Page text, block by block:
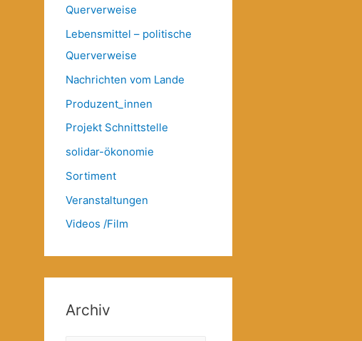
Querverweise
Lebensmittel – politische
Querverweise
Nachrichten vom Lande
Produzent_innen
Projekt Schnittstelle
solidar-ökonomie
Sortiment
Veranstaltungen
Videos /Film
Archiv